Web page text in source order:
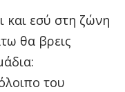
και εσύ στη ζώνη
θα βρεις
του